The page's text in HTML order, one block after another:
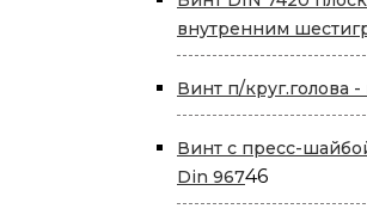
внутренним
Винт п/круг.голова
Винт с пресс-
Din 9674646
товаров